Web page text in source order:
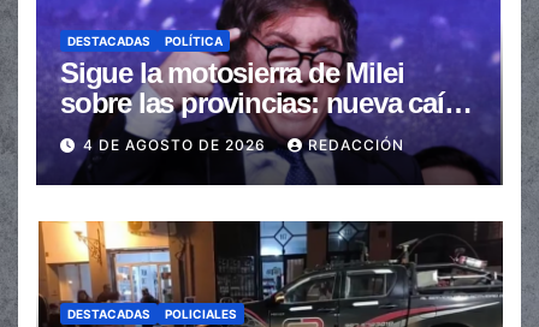
DESTACADAS POLÍTICA
Sigue la motosierra de Milei
sobre las provincias: nueva caída
de las transferencias no
automáticas
4 DE AGOSTO DE 2026 REDACCIÓN
DESTACADAS POLICIALES